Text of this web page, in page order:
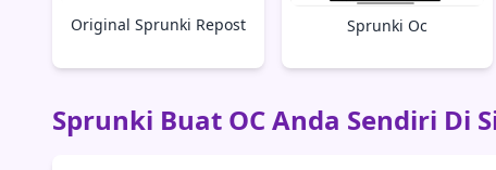
Original Sprunki Repost Sprunki Oc
Sprunki Buat OC Anda Sendiri Di